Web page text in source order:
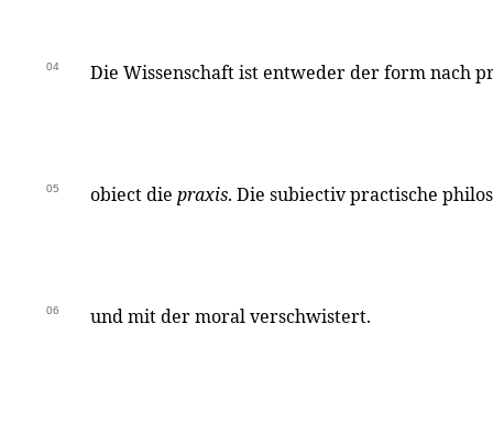
04 Die Wissenschaft ist entweder der form nach
05 obiect die praxis. Die subiectiv practische
06 und mit der moral verschwistert.